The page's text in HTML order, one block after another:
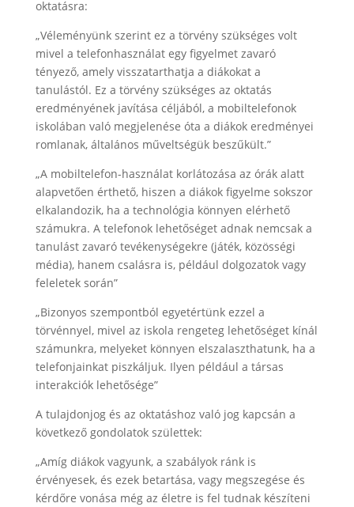
oktatásra:
„Véleményünk szerint ez a törvény szükséges volt
mivel a telefonhasználat egy figyelmet zavaró
tényező, amely visszatarthatja a diákokat a
tanulástól. Ez a törvény szükséges az oktatás
eredményének javítása céljából, a mobiltelefonok
iskolában való megjelenése óta a diákok eredményei
romlanak, általános műveltségük beszűkült.”
„A mobiltelefon-használat korlátozása az órák alatt
alapvetően érthető, hiszen a diákok figyelme sokszor
elkalandozik, ha a technológia könnyen elérhető
számukra. A telefonok lehetőséget adnak nemcsak a
tanulást zavaró tevékenységekre (játék, közösségi
média), hanem csalásra is, például dolgozatok vagy
feleletek során”
„Bizonyos szempontból egyetértünk ezzel a
törvénnyel, mivel az iskola rengeteg lehetőséget kínál
számunkra, melyeket könnyen elszalaszthatunk, ha a
telefonjainkat piszkáljuk. Ilyen például a társas
interakciók lehetősége”
A tulajdonjog és az oktatáshoz való jog kapcsán a
következő gondolatok születtek:
„Amíg diákok vagyunk, a szabályok ránk is
érvényesek, és ezek betartása, vagy megszegése és
kérdőre vonása még az életre is fel tudnak készíteni